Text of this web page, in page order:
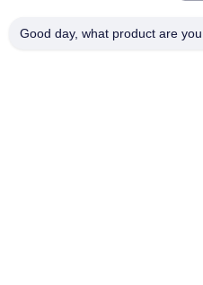
Good day, what product are